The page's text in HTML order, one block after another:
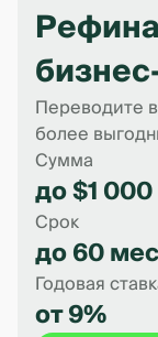
Переводите
более
Сумма
до $1
Срок
до 60
Годовая
от 9%